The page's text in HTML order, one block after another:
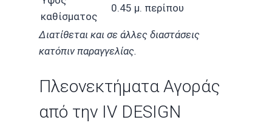
καθίσματος
0.45 μ. περίπου
Διατίθεται και σε άλλες διαστάσεις
κατόπιν παραγγελίας.
Πλεονεκτήματα Αγοράς
από την IV DESIGN